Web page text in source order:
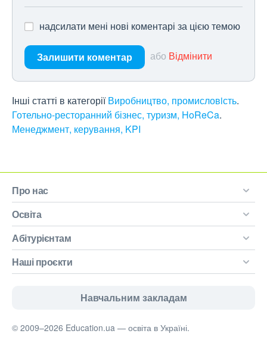
надсилати мені нові коментарі за цією темою
Залишити коментар або Відмінити
Інші статті в категорії Виробництво, промисловiсть
Готельно-ресторанний бізнес, туризм, HoReCa
Менеджмент, керування, KPI
Про нас
Освіта
Абітурієнтам
Наші проєкти
Навчальним закладам
© 2009–2026 Education.ua — освіта в Україні.